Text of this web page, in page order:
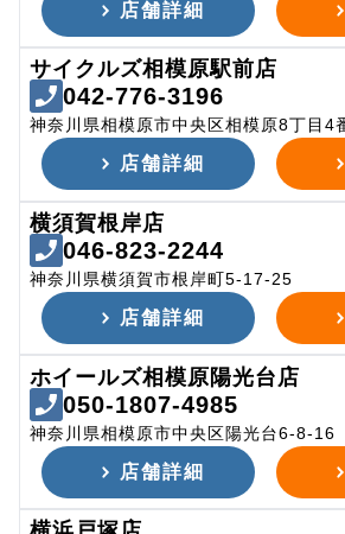
店舗詳細
サイクルズ相模原駅前店
042-776-3196
神奈川県相模原市中央区相模原8丁目4
店舗詳細
横須賀根岸店
046-823-2244
神奈川県横須賀市根岸町5-17-25
店舗詳細
ホイールズ相模原陽光台店
050-1807-4985
神奈川県相模原市中央区陽光台6-8-16
店舗詳細